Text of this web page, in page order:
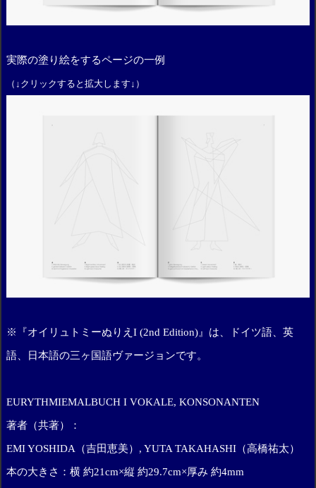
実際の塗り絵をするページの一例
（↓クリックすると拡大します↓）
※『オイリュトミーぬりえI (2nd Edition)』は、ドイツ語、英
語、日本語の三ヶ国語ヴァージョンです。
EURYTHMIEMALBUCH I VOKALE, KONSONANTEN
著者（共著）：
EMI YOSHIDA（吉田恵美）, YUTA TAKAHASHI（高橋祐太）
本の大きさ：横 約21cm×縦 約29.7cm×厚み 約4mm